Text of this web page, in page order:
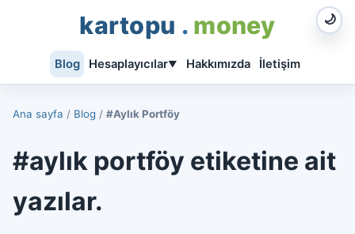
kartopu . money 🌙
Blog Hesaplayıcılar▼ Hakkımızda İletişim
Ana sayfa / Blog / #Aylık Portföy
#aylık portföy etiketine ait
yazılar.